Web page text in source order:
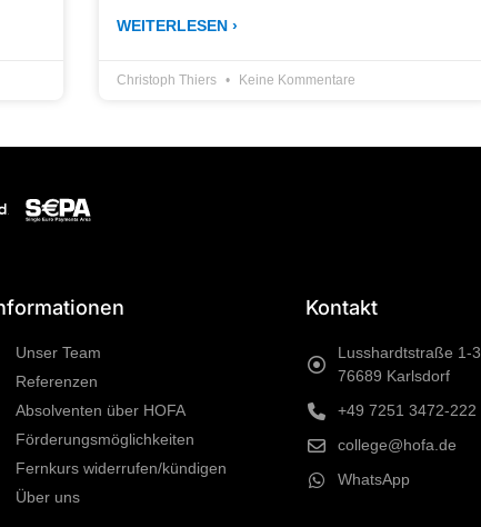
WEITERLESEN ›
Christoph Thiers Keine Kommentare
Unser Team
Referenzen
Absolventen über HOFA
Förderungsmöglichkeiten
Fernkurs widerrufen/kündigen
Über uns
Kontakt
Lusshardtstraße 1-3
76689 Karlsdorf
+49 7251 3472-222
college@hofa.de
WhatsApp